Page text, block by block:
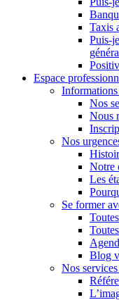
Taxis
Puis-
Espace
Informations
Nos
Nous
Nos
Notre
Les
Se former
Blog
Nos